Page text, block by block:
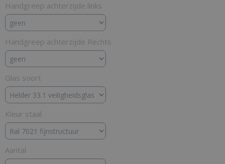
Handgreep achterzijde links
Handgreep achterzijde Rechts
Glas soort
Kleur staal
Aantal